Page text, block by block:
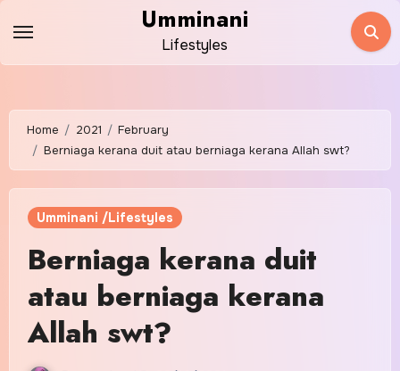
content
Umminani
Lifestyles
Home 2021
February
Berniaga kerana duit atau berniaga kerana Allah swt?
Umminani /Lifestyles
Berniaga kerana duit
atau berniaga kerana
Allah swt?